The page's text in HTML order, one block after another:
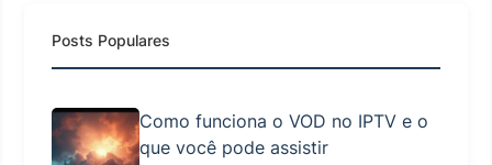
Posts Populares
Como funciona o VOD no IPTV e o
que você pode assistir